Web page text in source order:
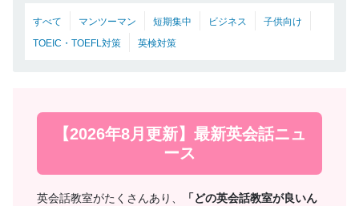
すべて マンツーマン 短期集中 ビジネス
子供向け
TOEIC・TOEFL対策
英検対策
【2026年8月更新】最新英会話ニュ
ース
英会話教室がたくさんあり、
「どの英会話教室が良いん